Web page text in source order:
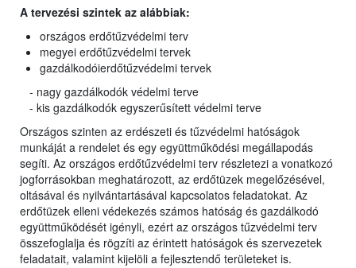
A tervezési szintek az alábbiak:
országos erdőtűzvédelmi terv
megyei erdőtűzvédelmi tervek
gazdálkodóierdőtűzvédelmi tervek
- nagy gazdálkodók védelmi terve
- kis gazdálkodók egyszerűsített védelmi terve
Országos szinten az erdészeti és tűzvédelmi hatóságok
munkáját a rendelet és egy együttműködési megállapodás
segíti. Az országos erdőtűzvédelmi terv részletezi a vonatkozó
jogforrásokban meghatározott, az erdőtüzek megelőzésével,
oltásával és nyilvántartásával kapcsolatos feladatokat. Az
erdőtüzek elleni védekezés számos hatóság és gazdálkodó
együttműködését igényli, ezért az országos tűzvédelmi terv
összefoglalja és rögzíti az érintett hatóságok és szervezetek
feladatait, valamint kijelöli a fejlesztendő területeket is.